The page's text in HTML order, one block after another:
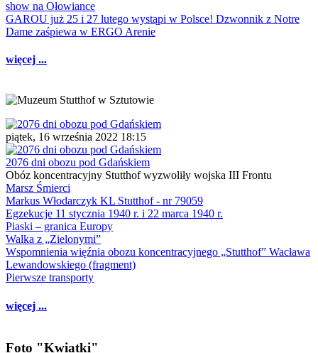
show na Ołowiance
GAROU już 25 i 27 lutego wystąpi w Polsce! Dzwonnik z Notre
Dame zaśpiewa w ERGO Arenie
więcej ...
piątek, 16 września 2022 18:15
2076 dni obozu pod Gdańskiem
Obóz koncentracyjny Stutthof wyzwoliły wojska III Frontu
Marsz Śmierci
Markus Włodarczyk KL Stutthof - nr 79059
Egzekucje 11 stycznia 1940 r. i 22 marca 1940 r.
Piaski – granica Europy
Walka z „Zielonymi”
Wspomnienia więźnia obozu koncentracyjnego „Stutthof” Wacława
Lewandowskiego (fragment)
Pierwsze transporty
więcej ...
Foto "Kwiatki"